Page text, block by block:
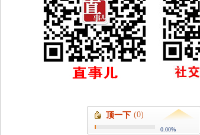
顶一下 (0)
0.00%